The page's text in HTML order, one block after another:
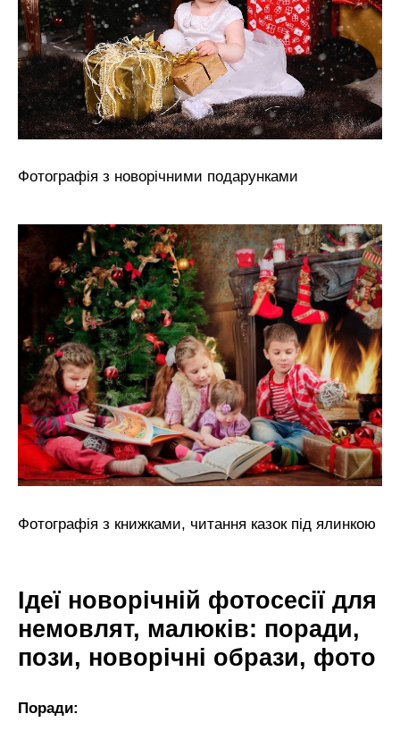
Фотографія з новорічними подарунками
Фотографія з книжками, читання казок під ялинкою
Ідеї новорічній фотосесії для
немовлят, малюків: поради,
пози, новорічні образи, фото
Поради: